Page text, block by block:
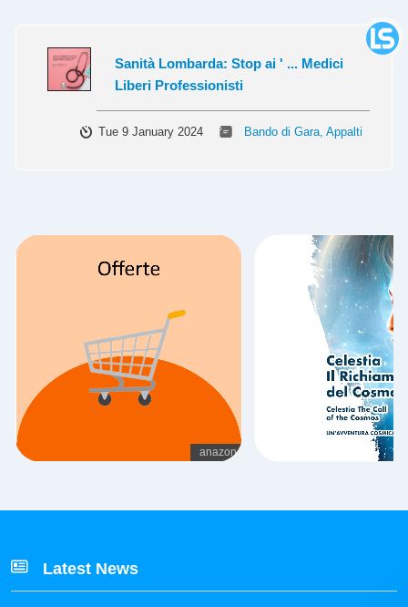
Sanità Lombarda: Stop ai ' ... Medici
Liberi Professionisti
Tue 9 January 2024 Bando di Gara, Appalti
Latest News